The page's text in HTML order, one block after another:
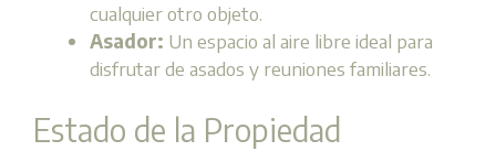
cualquier otro objeto.
Asador: Un espacio al aire libre ideal para
disfrutar de asados y reuniones familiares.
Estado de la Propiedad